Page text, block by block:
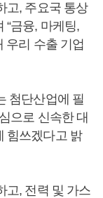
고, 주요국 통상
“금융, 마케팅,
우리 수출 기업
첨단산업에 필
으로 신속한 대
힘쓰겠다고 밝
고, 전력 및 가스